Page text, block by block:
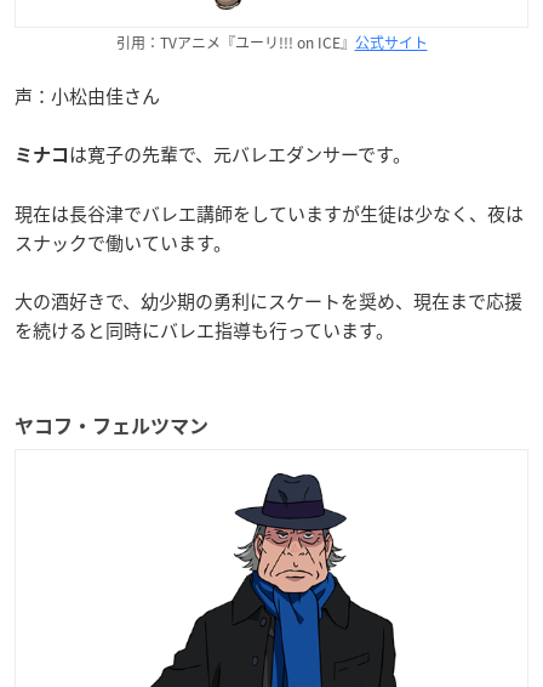
引用：TVアニメ『ユーリ!!! on ICE』 公式サイト
声：小松由佳さん
ミナコ は寛子の先輩で、元バレエダンサーです。
現在は長谷津でバレエ講師をしていますが生徒は少なく、夜は
スナックで働いています。
大の酒好きで、幼少期の勇利にスケートを奨め、現在まで応援
を続けると同時にバレエ指導も行っています。
ヤコフ・フェルツマン